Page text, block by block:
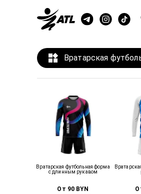
Вратарская
Вратарская футбольная форма
с длинным рукавом
От 90 BYN